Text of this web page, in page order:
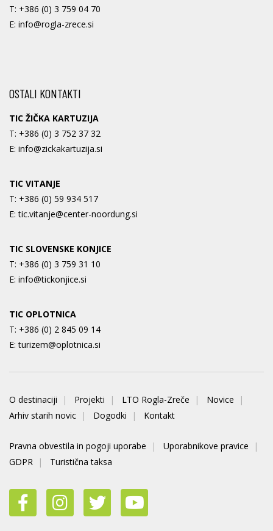
T: +386 (0) 3 759 04 70
E: info@rogla-zrece.si
OSTALI KONTAKTI
TIC ŽIČKA KARTUZIJA
T: +386 (0) 3 752 37 32
E: info@zickakartuzija.si
TIC VITANJE
T: +386 (0) 59 934 517
E:tic.vitanje@center-noordung.si
TIC SLOVENSKE KONJICE
T: +386 (0) 3 759 31 10
E: info@tickonjice.si
TIC OPLOTNICA
T: +386 (0) 2 845 09 14
E:turizem@oplotnica.si
O destinaciji Projekti LTO Rogla-Zreče
Novice
Arhiv starih novic
Dogodki Kontakt
Pravna obvestila in pogoji uporabe
Uporabnikove pravice
GDPR
Turistična taksa